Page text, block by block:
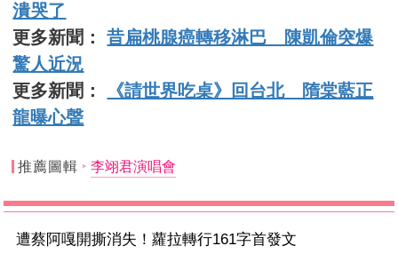
潰哭了
更多新聞：昔扁桃腺癌轉移淋巴 陳凱倫突爆
驚人近況
更多新聞：
《請世界吃桌》回台北 隋棠藍正
龍曝心聲
推薦圖輯 李翊君演唱會
遭蔡阿嘎開撕消失！蘿拉轉行161字首發文